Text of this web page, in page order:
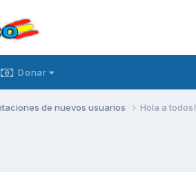
Donar
de nuevos usuarios Hola a todos!